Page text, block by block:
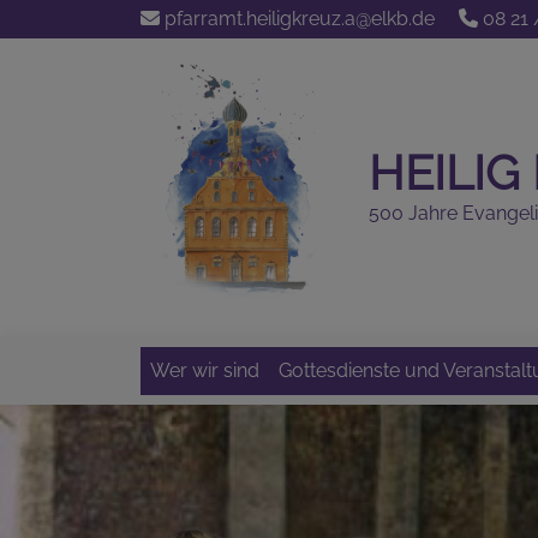
zum
pfarramt.heiligkreuz.a@elkb.de 08 21
HEILIG
500 Jahre
Hauptnavigation
Wer wir sind Gottesdienste und